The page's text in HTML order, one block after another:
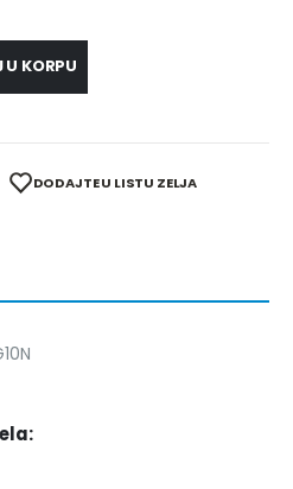
U KORPU
DODAJTE U LISTU ZELJA